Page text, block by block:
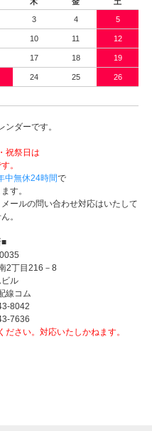
3 4 5
10 11 12
17 18 19
24 25 26
ンダーです。
祝祭日は
。
中無休24時間で
す。
ールの問い合わせ対応はいたして
。
■
2丁目216－8
ル
線コム
8042
7636
さい。対応いたしかねます。